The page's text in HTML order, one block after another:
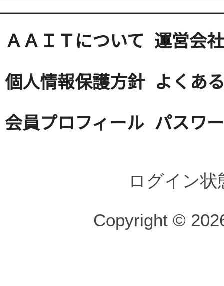
ＡＡＩＴについて 運営会社
個人情報保護方針 よくあ
会員プロフィール パスワ
ログイン
Copyright ©